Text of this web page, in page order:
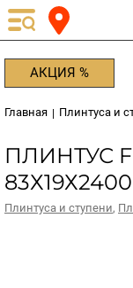
АКЦИЯ %
Главная | Плинтуса и
ПЛИНТУС
Плинтуса и ступени,